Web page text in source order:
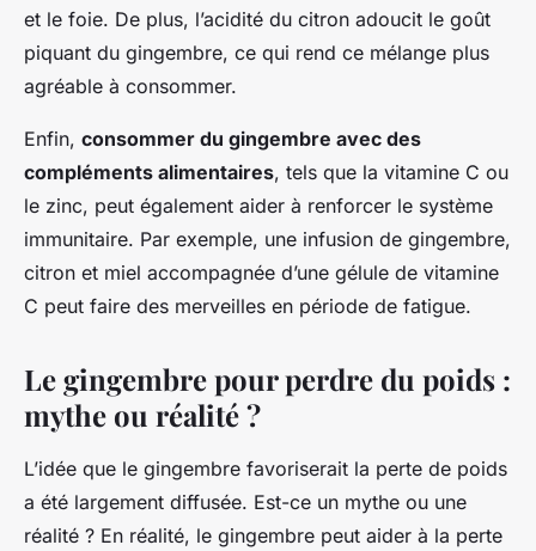
et le foie. De plus, l’acidité du citron adoucit le goût
piquant du gingembre, ce qui rend ce mélange plus
agréable à consommer.
Enfin, consommer du gingembre avec des
compléments alimentaires, tels que la vitamine C ou
le zinc, peut également aider à renforcer le système
immunitaire. Par exemple, une infusion de gingembre,
citron et miel accompagnée d’une gélule de vitamine
C peut faire des merveilles en période de fatigue.
Le gingembre pour perdre du poids :
mythe ou réalité ?
L’idée que le gingembre favoriserait la perte de poids
a été largement diffusée. Est-ce un mythe ou une
réalité ? En réalité, le gingembre peut aider à la perte